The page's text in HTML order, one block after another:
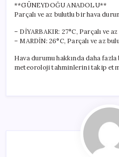
**GÜNEYDOĞU ANADOLU**
Parçalı ve az bulutlu bir hava
– DİYARBAKIR: 27°C, Parçalı ve
– MARDİN: 26°C, Parçalı ve az
Hava durumu hakkında daha
meteoroloji tahminlerini takip